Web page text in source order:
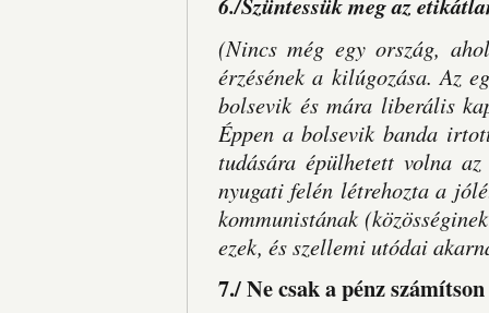
6./Szüntessük meg az
(Nincs még egy ország,
érzésének a kilúgozása. Az
bolsevik és mára liberális
Éppen a bolsevik banda
tudására épülhetett volna
nyugati felén létrehozta a
kommunistának
ezek, és szellemi utódai
7./ Ne csak a pénz